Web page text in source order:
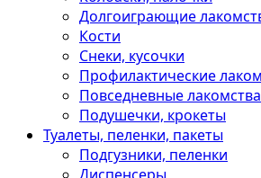
Долгоиграющие
Кости
Снеки, кусочки
Профилактические
Повседневные лакомства
Подушечки, крокеты
Туалеты, пеленки, пакеты
Подгузники, пеленки